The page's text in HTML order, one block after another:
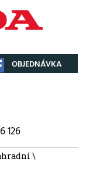
OBJEDNÁVKA
126
\